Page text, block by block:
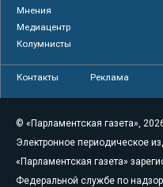
Мнения
Медиацентр
Колумнисты
Контакты Реклама
© «Парламентская газета»,
Электронное периодическое
«Парламентская газета»
Федеральной службе по